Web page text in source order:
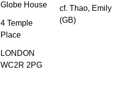
Globe House
4 Temple
Place
LONDON
WC2R 2PG
cf. Thao, Emily
(GB)